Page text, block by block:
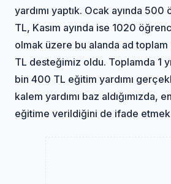
yardımı yaptık. Ocak ayında
TL, Kasım ayında ise 1020
olmak üzere bu alanda ad
TL desteğimiz oldu. Toplamda 1
bin 400 TL eğitim yardımı
kalem yardımı baz aldığımızda,
eğitime verildiğini de ifade